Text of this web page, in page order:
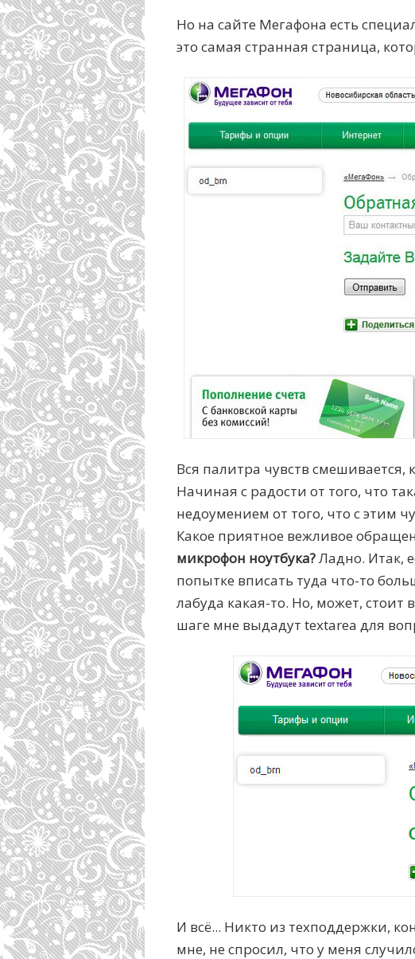
Но на сайте Мегафона есть
это самая странная страница,
Вся палитра чувств смешивается,
Начиная с радости от того, что
недоумением от того, что с этим
Какое приятное вежливое
микрофон ноутбука?Ладно. Итак,
попытке вписать туда что-то
лабуда какая-то. Но, может,
шаге мне выдадут textarea для
И всё... Никто из техподдержки,
мне, не спросил, что у меня